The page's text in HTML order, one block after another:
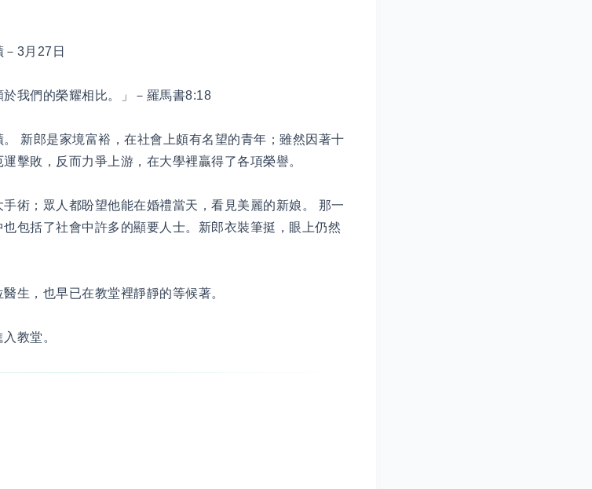
－3月27日
於我們的榮耀相比。」－羅馬書8:18
新郎是家境富裕，在社會上頗有名望的青年；雖然因著十
擊敗，反而力爭上游，在大學裡贏得了各項榮譽。
術；眾人都盼望他能在婚禮當天，看見美麗的新娘。 那一
包括了社會中許多的顯要人士。新郎衣裝筆挺，眼上仍然
生，也早已在教堂裡靜靜的等候著。
教堂。